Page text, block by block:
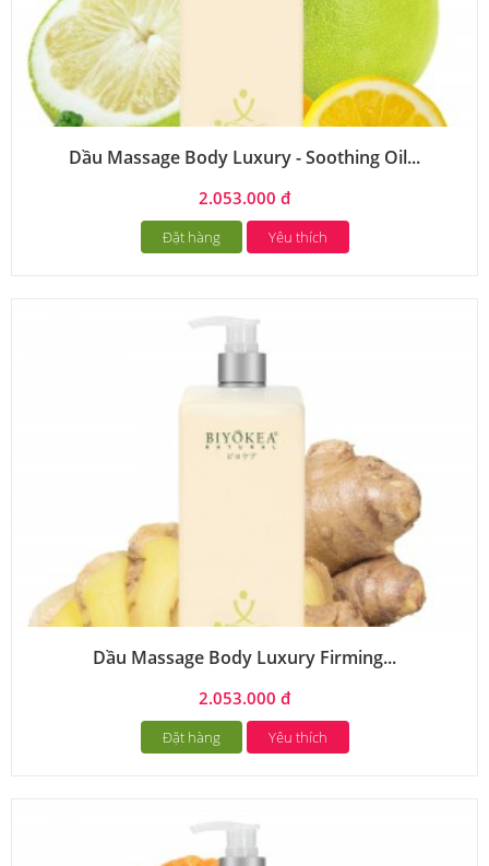
Dầu Massage Body Luxury - Soothing Oil...
2.053.000 đ
Đặt hàng Yêu thích
Dầu Massage Body Luxury Firming...
2.053.000 đ
Đặt hàng Yêu thích